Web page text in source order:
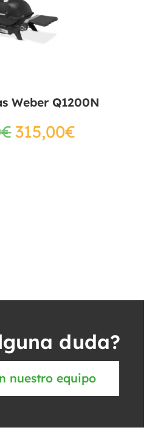
Weber Q1200N
€315,00€
duda?
nuestro equipo